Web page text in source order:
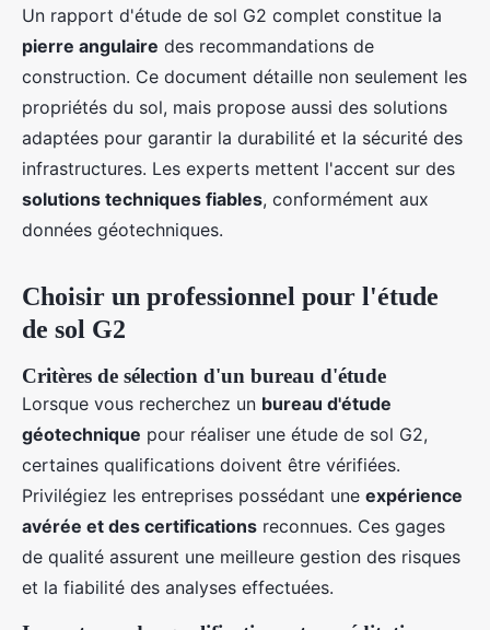
Un rapport d'étude de sol G2 complet constitue la
pierre angulaire des recommandations de
construction. Ce document détaille non seulement les
propriétés du sol, mais propose aussi des solutions
adaptées pour garantir la durabilité et la sécurité des
infrastructures. Les experts mettent l'accent sur des
solutions techniques fiables, conformément aux
données géotechniques.
Choisir un professionnel pour l'étude
de sol G2
Critères de sélection d'un bureau d'étude
Lorsque vous recherchez un bureau d'étude
géotechnique pour réaliser une étude de sol G2,
certaines qualifications doivent être vérifiées.
Privilégiez les entreprises possédant une expérience
avérée et des certifications reconnues. Ces gages
de qualité assurent une meilleure gestion des risques
et la fiabilité des analyses effectuées.